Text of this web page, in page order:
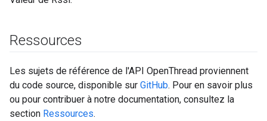
Ressources
Les sujets de référence de l'API OpenThread proviennent
du code source, disponible sur GitHub. Pour en savoir plus
ou pour contribuer à notre documentation, consultez la
section Ressources.